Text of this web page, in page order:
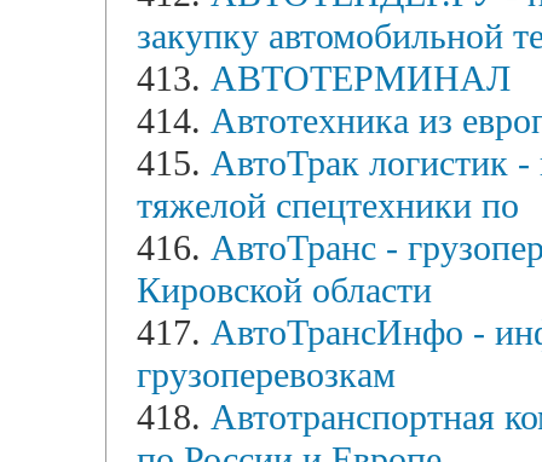
закупку автомобильной
413. АВТОТЕРМИНАЛ
414. Автотехника из
415. АвтоТрак логистик -
тяжелой спецтехники по
416. АвтоТранс -
Кировской области
417. АвтоТрансИнфо -
грузоперевозкам
418. Автотранспортная